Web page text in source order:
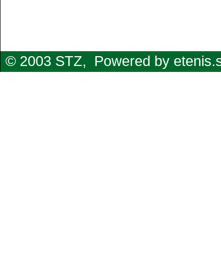
© 2003 STZ, Powered by